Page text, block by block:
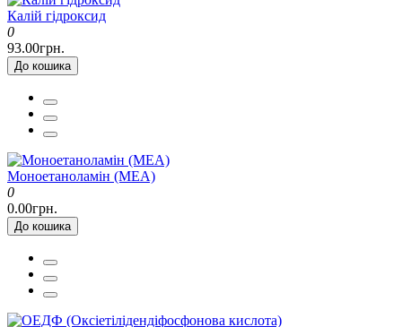
Калій гідроксид
0
93.00грн.
До кошика
Моноетаноламін (МЕА)
0
0.00грн.
До кошика